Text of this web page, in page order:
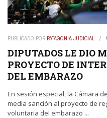
PUBLICADO POR PATAGONIA JUDICIAL
DIPUTADOS LE DIO
PROYECTO DE
DEL EMBARAZO
En sesión especial, la Cámara
media sanción al proyecto de
voluntaria del embarazo ...